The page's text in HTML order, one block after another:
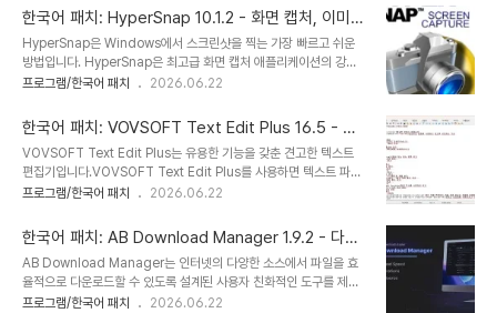
템 마우스 포인터 숨기기 기능 제공..
하면 프로그램, 바로 가기, 문서, 파일, 폴더, 웹사이트 및 인터넷 리소
스를 더 빠르게 실행할 수 있습니다. 또한 레이아웃을 사용자 정의할
수 있으며 알파 블렌딩 효과도 지원합니다. Executor는 다양한 스킨
을 기본 제공하며, 사용자 지정 스킨을 직접 만들 수도 있습니다.무엇
이든 즉시 실행하세요.Executor는 Windows용 데스크톱 워크플로
고, 모든 작업..
한국어 패치: HyperSnap 10.1.2 - 화면 캡처, 이미지
편집, 영상 녹화, OCR
HyperSnap은 Windows에서 스크린샷을 찍는 가장 빠르고 쉬운
방법입니다. HyperSnap은 최고급 화면 캡처 애플리케이션의 강력
한 기능과 고급 이미지 편집 유틸리티, 그리고 OCR을 통한 편집 가능
Windows 10 및 11에서만 사용 가능합니다.9.2 버전부터 새롭게 추
가된 기능: 화면 OCR 기능으로 화면이나 이미지에서 편집 가능한 텍
스트를 인식하고 복사할 수 있습니다. 오픈 소스 Tesseract OCR 프
로젝트를 기반으로 합니다. HyperSnap 9 무료 평가판의 OCR 기
능은 어떤 방식으로든 손상되지 않으며 HyperSnap 라이선스 없이
인 튜토..
프로그램/한국어 패치 2026.06.22
한국어 패치: VOVSOFT Text Edit Plus 16.5 - 텍
스트 편집기
VOVSOFT Text Edit Plus는 유용한 기능을 갖춘 견고한 텍스트
편집기입니다.VOVSOFT Text Edit Plus를 사용하면 텍스트 파일
을 쉽게 편집하고 빠른 통계를 얻을 수 있습니다. 이 일반 텍스트 편집
우 유용한 도구입니다. 다중 탭, 맞춤법 검사, 구문 강조 등 다양한 추
가 기능을 제공하여 메모장을 대체할 수 있는 훌륭한 도구입니다.고급
모듈텍스트 문서 분석 및 편집에 있어 VOVSOFT Text Edit Plus
는 다른 도구와 차별화되는 탁월한 도구입니다. 고급 분석 모듈을 통해
사용자는 단어 빈도와 같은 텍스트에 대한 통찰력 있는 통계를 빠르게
프로그램/한국어 패치 2026.06.22
한국어 패치: AB Download Manager 1.9.2 - 다운
로드 관리자 프로그램
AB Download Manager는 인터넷의 다양한 소스에서 파일을 효
율적으로 다운로드할 수 있도록 설계된 사용자 친화적인 도구를 제공
합니다. 문서, 이미지, 동영상 또는 소프트웨어를 저장하고자 하는 경
프로그램/한국어 패치 2026.06.22